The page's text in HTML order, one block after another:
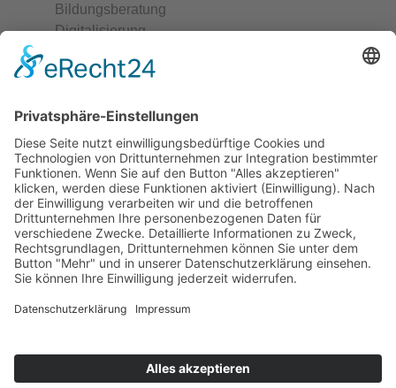
Bildungsberatung
Digitalisierung
Geschichte LOFT
Linktree
Material
Migrationsgesellschaft
Politische Bildung
Themen / Kooperationen
EU-Mobilität
Wer wir sind
Geschäftsstelle und Vorstand
Mitgliedseinrichtungen
Unsere Positionen